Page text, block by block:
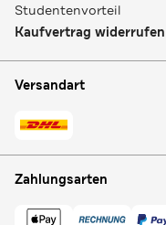
Studentenvorteil
Kaufvertrag widerrufen
Versandart
Zahlungsarten